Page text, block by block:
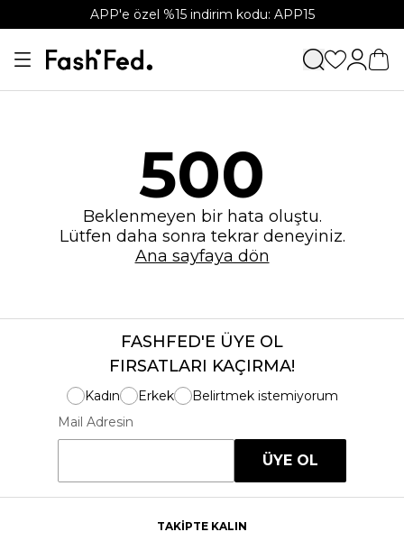
APP'e özel %15 indirim kodu: APP15
500
Beklenmeyen bir hata oluştu.
Lütfen daha sonra tekrar deneyiniz.
Ana sayfaya dön
FASHFED'E ÜYE OL
FIRSATLARI KAÇIRMA!
Kadın Erkek
Belirtmek istemiyorum
Mail Adresin
ÜYE OL
TAKİPTE KALIN